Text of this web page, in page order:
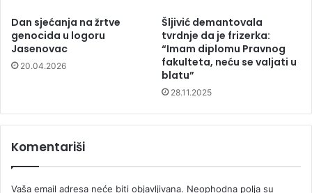
Dan sjećanja na žrtve
genocida u logoru
Jasenovac
20.04.2026
Šljivić demantovala
tvrdnje da je frizerka:
“Imam diplomu Pravnog
fakulteta, neću se valjati u
blatu”
28.11.2025
Komentariši
Vaša email adresa neće biti objavljivana. Neophodna polja su